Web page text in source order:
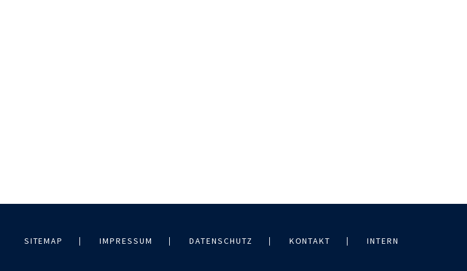
SITEMAP IMPRESSUM DATENSCHUTZ KONTAKT
INTERN